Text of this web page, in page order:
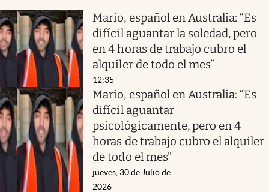
Mario, español en Australia: “Es
difícil aguantar la soledad, pero
en 4 horas de trabajo cubro el
alquiler de todo el mes”
12:35
Mario, español en Australia: “Es
difícil aguantar
psicológicamente, pero en 4
horas de trabajo cubro el alquiler
de todo el mes”
jueves, 30 de Julio de
2026